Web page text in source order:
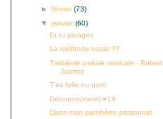
► février (73)
▼ janvier (60)
Et tu plonges
La méthode kouai ??
Treizième poésie verticale - Robert
Juarroz
T'es folle ou quoi
Détourne(ment) #19
Dans mon panthéon personnel